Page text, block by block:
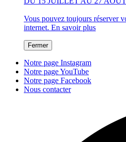
Vous pouvez toujours réserver
internet. En savoir plus
Fermer
Notre page Instagram
Notre page YouTube
Notre page Facebook
Nous contacter